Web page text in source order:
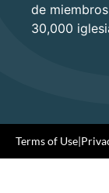
de
30,000
Terms of Use|